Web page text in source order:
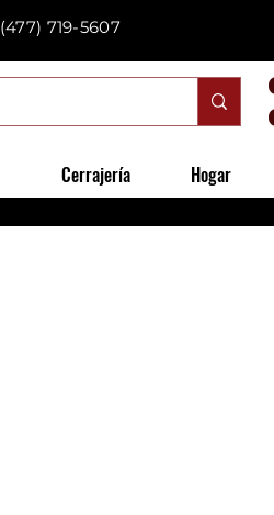
(477) 719-5607
Cerrajería Hogar